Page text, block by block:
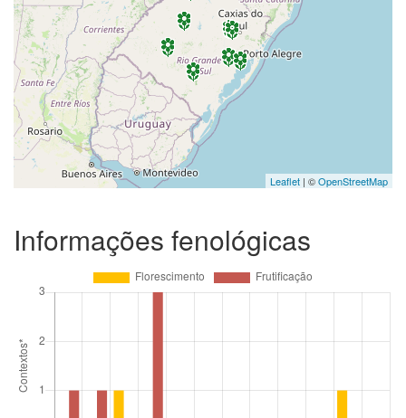
Leaflet | ©OpenStreetMap
Informações fenológicas